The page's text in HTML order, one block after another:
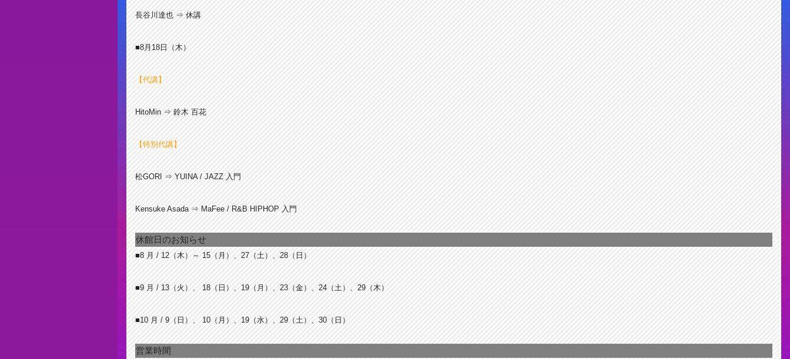
長谷川達也 ⇒ 休講
■8月18日（木）
【代講】
HitoMin ⇒ 鈴木 百花
【特別代講】
松GORI ⇒ YUINA / JAZZ 入門
Kensuke Asada ⇒ MaFee / R&B HIPHOP 入門
休館日のお知らせ
■8 月 / 12（木）～ 15（月）、27（土）、28（日）
■9 月 / 13（火）、 18（日）、19（月）、23（金）、24（土）、29（木）
■10 月 / 9（日）、 10（月）、19（水）、29（土）、30（日）
営業時間